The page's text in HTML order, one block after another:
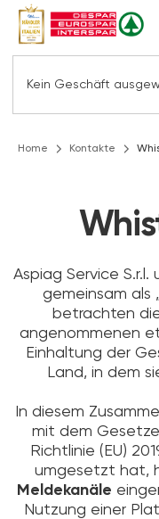
Home Kontakte
Aspiag Service S.r.l.
gemeinsam als
betrachten
angenommenen
Einhaltung der
Land, in dem
In diesem
mit dem
Richtlinie (EU)
umgesetzt hat,
Meldekanäle
Nutzung einer